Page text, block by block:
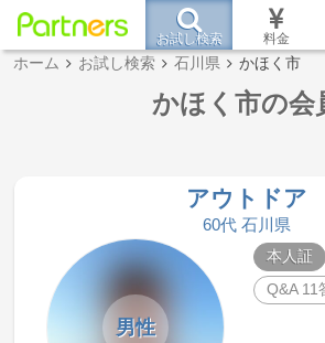
お試し検索 料金
ホーム お試し検索 石川県 かほく市
かほく市の会
アウトドア
60代 石川県
男性
本人証
Q&A 11